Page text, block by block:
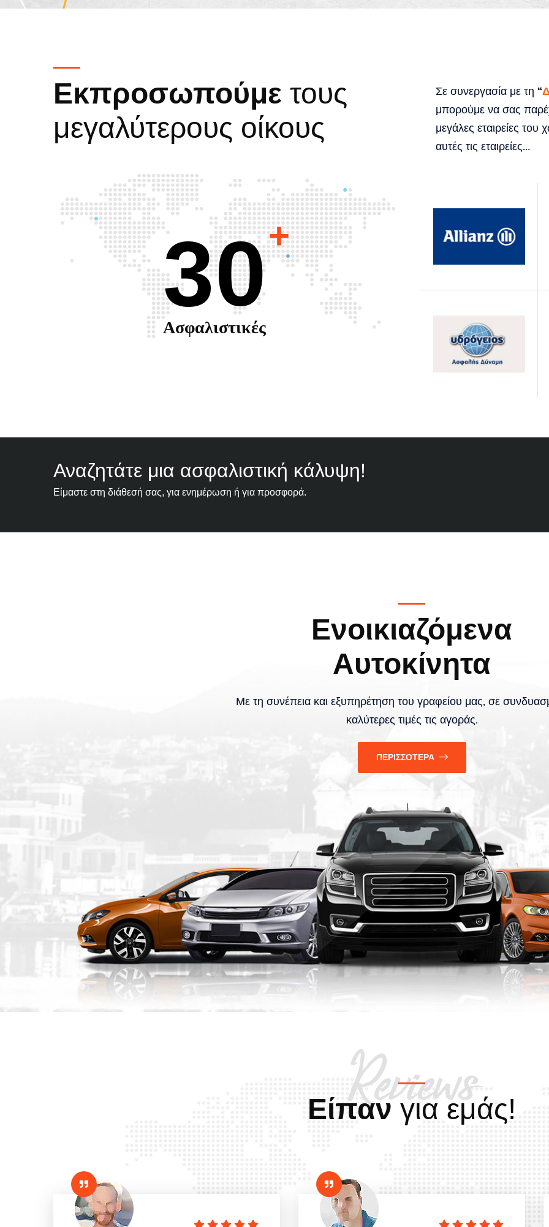
Εκπροσωπούμε τους
μεγαλύτερους οίκους
Σε συνεργασία με τη “
μπορούμε να σας
μεγάλες εταιρείες του
αυτές τις εταιρείες…
30+
Ασφαλιστικές
Αναζητάτε μια ασφαλιστική κάλυψη!
Είμαστε στη διάθεσή σας, για ενημέρωση ή για προσφορά.
Ενοικιαζόμενα
Αυτοκίνητα
Με τη συνέπεια και εξυπηρέτηση του γραφείου μας, σε
καλύτερες τιμές τις αγοράς.
ΠΕΡΙΣΣΟΤΕΡΑ
Reviews
Είπανγια εμάς!